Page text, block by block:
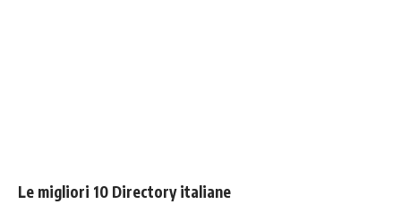
Le migliori 10 Directory italiane